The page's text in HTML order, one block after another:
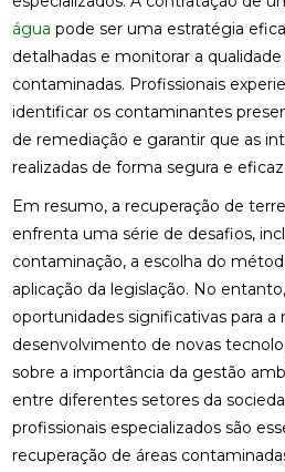
água pode ser uma estratégia
detalhadas e monitorar a
contaminadas. Profissionais
identificar os contaminantes
de remediação e garantir que as
realizadas de forma segura e eficaz.
Em resumo, a recuperação de
enfrenta uma série de desafios,
contaminação, a escolha do
aplicação da legislação. No
oportunidades significativas para a
desenvolvimento de novas
sobre a importância da gestão
entre diferentes setores da
profissionais especializados são
recuperação de áreas